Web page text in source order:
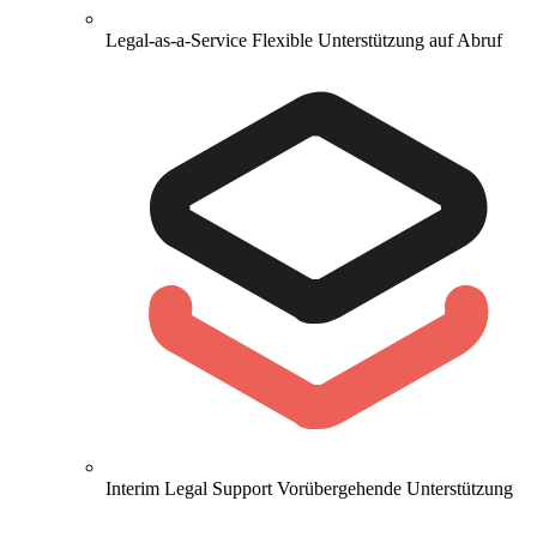
Legal-as-a-Service Flexible Unterstützung auf Abruf
Interim Legal Support Vorübergehende Unterstützung